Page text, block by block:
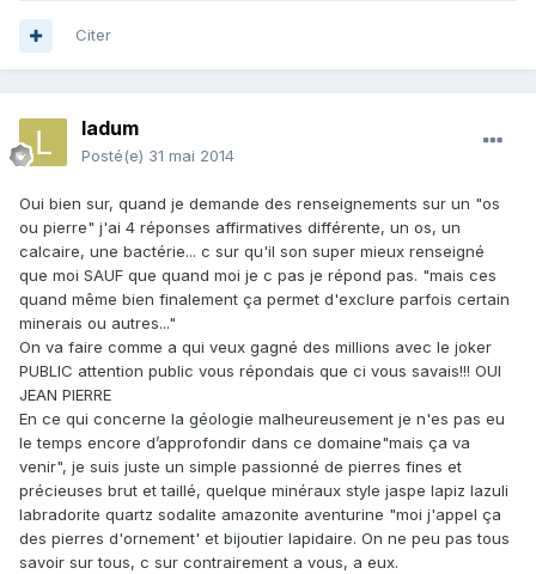
Citer
ladum
Posté(e) 31 mai 2014
Oui bien sur, quand je demande des renseignements sur un "os
ou pierre" j'ai 4 réponses affirmatives différente, un os, un
calcaire, une bactérie... c sur qu'il son super mieux renseigné
que moi SAUF que quand moi je c pas je répond pas. "mais ces
quand même bien finalement ça permet d'exclure parfois certain
minerais ou autres..."
On va faire comme a qui veux gagné des millions avec le joker
PUBLIC attention public vous répondais que ci vous savais!!! OUI
JEAN PIERRE
En ce qui concerne la géologie malheureusement je n'es pas eu
le temps encore d’approfondir dans ce domaine"mais ça va
venir", je suis juste un simple passionné de pierres fines et
précieuses brut et taillé, quelque minéraux style jaspe lapiz lazuli
labradorite quartz sodalite amazonite aventurine "moi j'appel ça
des pierres d'ornement' et bijoutier lapidaire. On ne peu pas tous
savoir sur tous, c sur contrairement a vous, a eux.